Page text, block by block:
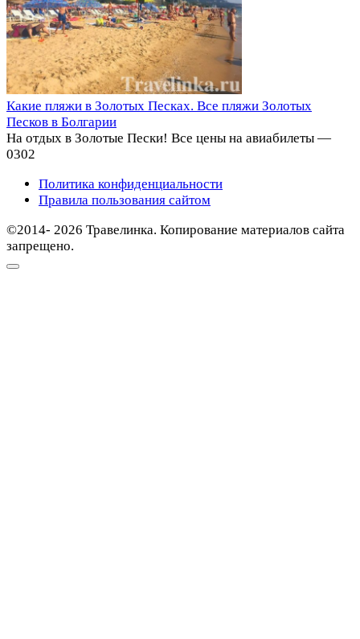
Какие пляжи в Золотых Песках. Все пляжи Золотых
Песков в Болгарии
На отдых в Золотые Пески! Все цены на авиабилеты —
0302
Политика конфиденциальности
Правила пользования сайтом
©2014- 2026 Травелинка. Копирование материалов сайта
запрещено.